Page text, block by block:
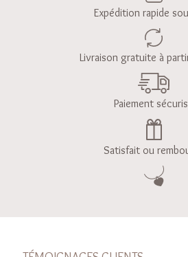
Expédition rapide
Livraison gratuite à
Paiement
Satisfait ou